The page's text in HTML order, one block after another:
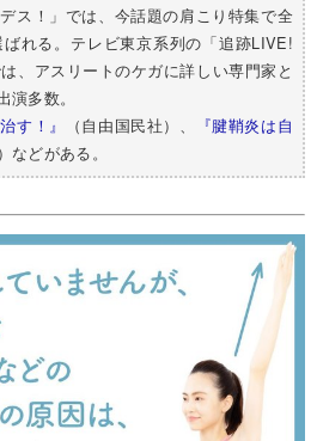
ス！」では、今話題の肩こり特集で全
れる。テレビ東京系列の「追跡LIVE!
、アスリートのケガに詳しい専門家と
多数。
す！』 （自由国民社）、
『腱鞘炎は自
などがある。